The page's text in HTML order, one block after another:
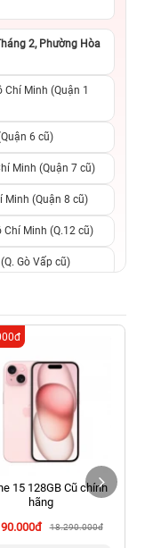
2, Phường Hòa
Chí Minh (Quận 1
6 cũ)
Minh (Quận 7 cũ)
Minh (Quận 8 cũ)
Chí Minh (Q.12 cũ)
Gò Vấp cũ)
Tân Phú cũ)
Minh (Q.9 TP. Thủ
Thọ, TP. Thủ
Dương Cũ)
Chí Minh (TP. Vũng
Minh (Tân Bình
15 128GB Cũ chính
hãng
18.290.000đ